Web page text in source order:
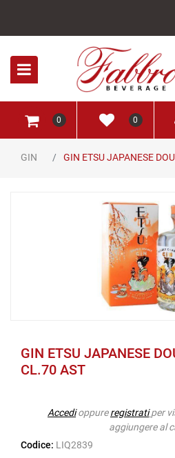
0 0
GIN GIN ETSU JAPANESE
GIN ETSU JAPANESE
CL.70 AST
Accedioppureregistrati per
aggiungere al
Codice: LIQ2839